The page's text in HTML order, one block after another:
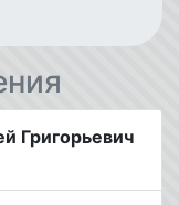
Григорьевич